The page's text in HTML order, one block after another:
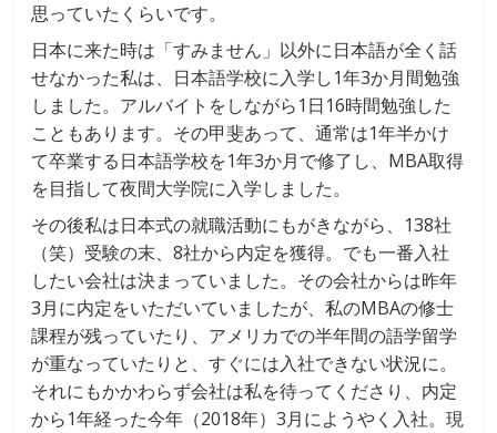
思っていたくらいです。
日本に来た時は「すみません」以外に日本語が全く話
せなかった私は、日本語学校に入学し1年3か月間勉強
しました。アルバイトをしながら1日16時間勉強した
こともあります。その甲斐あって、通常は1年半かけ
て卒業する日本語学校を1年3か月で修了し、MBA取得
を目指して夜間大学院に入学しました。
その後私は日本式の就職活動にもがきながら、138社
（笑）受験の末、8社から内定を獲得。でも一番入社
したい会社は決まっていました。その会社からは昨年
3月に内定をいただいていましたが、私のMBAの修士
課程が残っていたり、アメリカでの半年間の語学留学
が重なっていたりと、すぐには入社できない状況に。
それにもかかわらず会社は私を待ってくださり、内定
から1年経った今年（2018年）3月にようやく入社。現